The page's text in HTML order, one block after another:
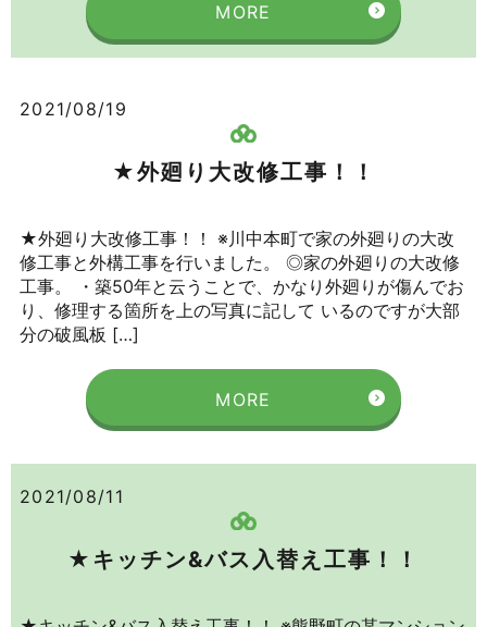
MORE
2021/08/19
★外廻り大改修工事！！
★外廻り大改修工事！！ ※川中本町で家の外廻りの大改
修工事と外構工事を行いました。 ◎家の外廻りの大改修
工事。 ・築50年と云うことで、かなり外廻りが傷んでお
り、修理する箇所を上の写真に記して いるのですが大部
分の破風板 […]
MORE
2021/08/11
★キッチン&バス入替え工事！！